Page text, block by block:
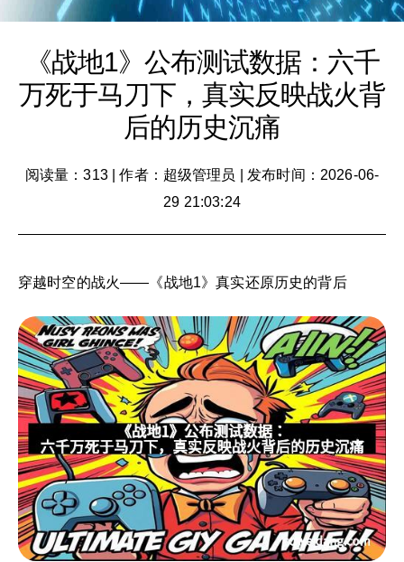
《战地1》公布测试数据：六千
万死于马刀下，真实反映战火背
后的历史沉痛
阅读量：313|作者：超级管理员
发布时间：2026-06-
29 21:03:24
穿越时空的战火——《战地1》真实还原历史的背后